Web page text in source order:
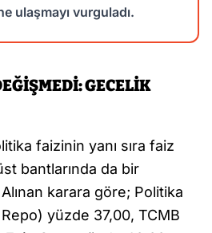
ulaşmayı vurguladı.
GECELİK
faizinin yanı sıra faiz
bantlarında da bir
karara göre; Politika
yüzde 37,00, TCMB